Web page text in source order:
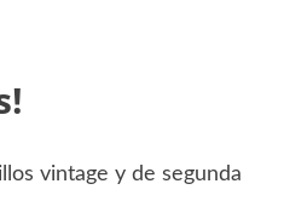
vintage y de segunda